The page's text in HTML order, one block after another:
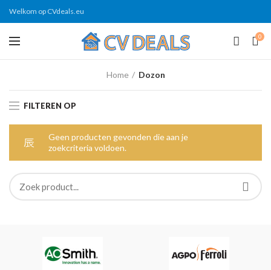
Welkom op CVdeals.eu
0
Home Dozon
FILTEREN OP
Geen producten gevonden die aan je
zoekcriteria voldoen.